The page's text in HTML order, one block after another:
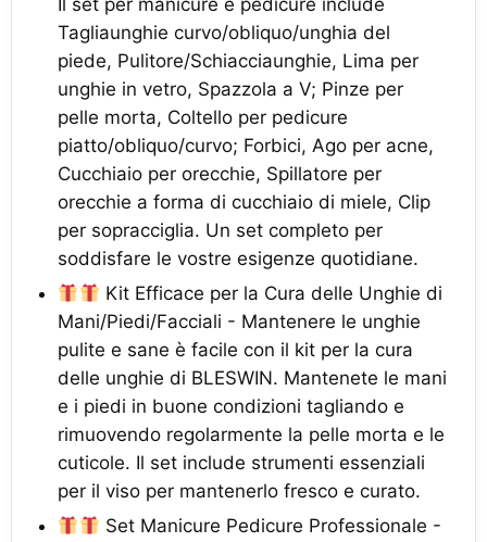
Il set per manicure e pedicure include
Tagliaunghie curvo/obliquo/unghia del
piede, Pulitore/Schiacciaunghie, Lima per
unghie in vetro, Spazzola a V; Pinze per
pelle morta, Coltello per pedicure
piatto/obliquo/curvo; Forbici, Ago per acne,
Cucchiaio per orecchie, Spillatore per
orecchie a forma di cucchiaio di miele, Clip
per sopracciglia. Un set completo per
soddisfare le vostre esigenze quotidiane.
Kit Efficace per la Cura delle Unghie di
Mani/Piedi/Facciali - Mantenere le unghie
pulite e sane è facile con il kit per la cura
delle unghie di BLESWIN. Mantenete le mani
e i piedi in buone condizioni tagliando e
rimuovendo regolarmente la pelle morta e le
cuticole. Il set include strumenti essenziali
per il viso per mantenerlo fresco e curato.
Set Manicure Pedicure Professionale -